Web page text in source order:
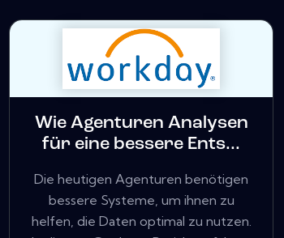
Wie Agenturen Analysen
für eine bessere Ents...
Die heutigen Agenturen benötigen
bessere Systeme, um ihnen zu
helfen, die Daten optimal zu nutzen.